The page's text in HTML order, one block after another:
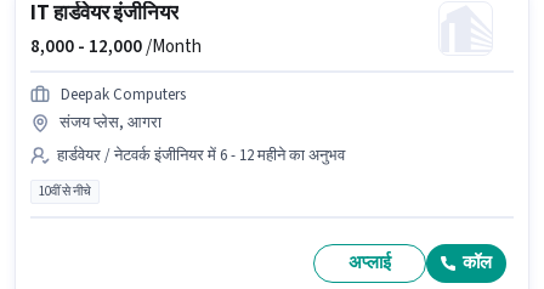
IT हार्डवेयर इंजीनियर
8,000 - 12,000/Month
Deepak Computers
संजय प्लेस, आगरा
हार्डवेयर / नेटवर्क इंजीनियर में 6 - 12 महीने का अनुभव
10वीं से नीचे
अप्लाई कॉल